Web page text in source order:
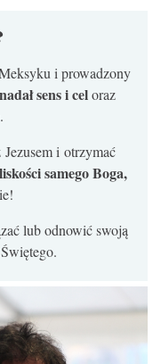
i prowadzony
nadał sens i celoraz
i otrzymać
samego Boga,
lub odnowić swoją